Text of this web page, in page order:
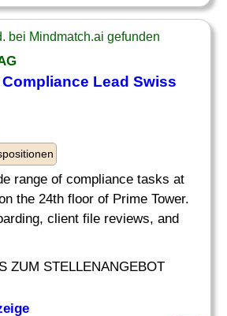
bei Mindmatch.ai gefunden
Lead Swiss
range of compliance tasks at
the 24th floor of Prime Tower.
client file reviews, and
ZUM STELLENANGEBOT